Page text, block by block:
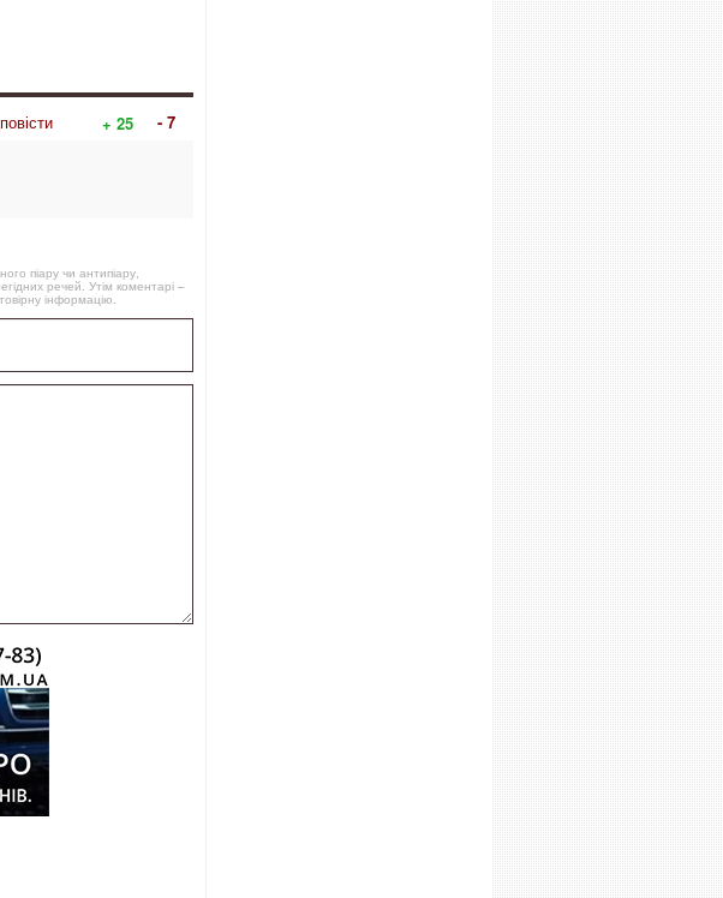
+ 25
- 7
піару чи антипіару,
речей. Утім коментарі –
інформацію.